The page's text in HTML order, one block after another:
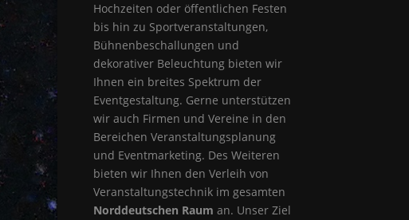
Hochzeiten oder öffentlichen Festen
bis hin zu Sportveranstaltungen,
Bühnenbeschallungen und
dekorativer Beleuchtung bieten wir
Ihnen ein breites Spektrum der
Eventgestaltung. Gerne unterstützen
wir auch Firmen und Vereine in den
Bereichen Veranstaltungsplanung
und Eventmarketing. Des Weiteren
bieten wir Ihnen den Verleih von
Veranstaltungstechnik im gesamten
Norddeutschen Raum an. Unser Ziel